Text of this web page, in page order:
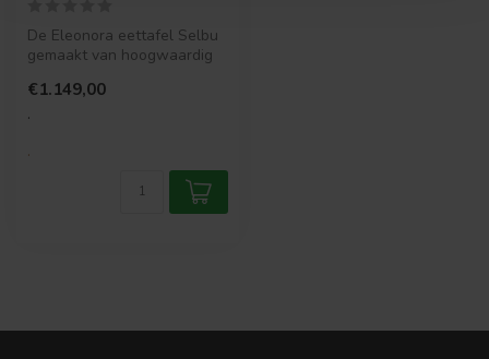
De Eleonora eettafel Selbu
gemaakt van hoogwaardig
hee...
€1.149,00
.
.